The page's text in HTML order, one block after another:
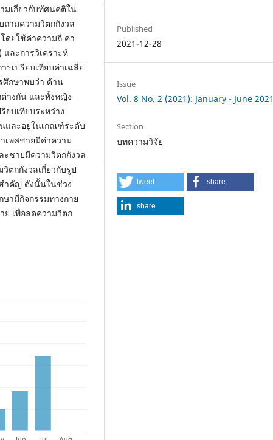
มเกี่ยวกับทัศนคติใน
ถามความวิตกกังวล
ดยใช้ค่าความถี่ ค่า
ละการวิเคราะห์
รเปรียบเทียบค่าเฉลี่ย
ศึกษาพบว่า ด้าน
างกัน และทั้งหญิง
บเทียบระหว่าง
และอยู่ในเกณฑ์ระดับ
เพศชายมีค่าความ
ะชายมีความวิตกกังวล
ตกกังวลเกี่ยวกับรูป
ำคัญ ดังนั้นในช่วง
ามีกิจกรรมทางกาย
ย เพื่อลดความวิตก
Published
2021-12-28
Issue
Vol. 8 No. 2 (2021): January - June 2021
Section
บทความวิจัย
tweet share
share